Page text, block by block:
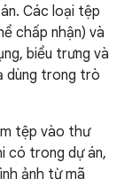
Các loại tệp
chấp nhận) và
biểu trưng và
dùng trong trò
tệp vào thư
có trong dự án,
ảnh từ mã